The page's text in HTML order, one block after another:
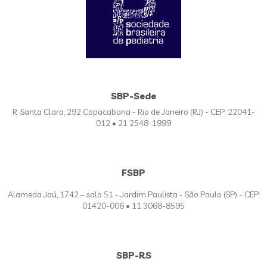
SBP-Sede
R. Santa Clara, 292 Copacabana - Rio de Janeiro (RJ) - CEP: 22041-
012 • 21 2548-1999
FSBP
Alameda Jaú, 1742 – sala 51 - Jardim Paulista - São Paulo (SP) - CEP:
01420-006 • 11 3068-8595
SBP-RS